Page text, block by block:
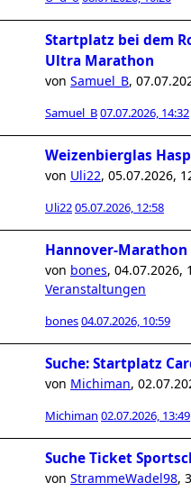
Startplatz bei dem
Ultra Marathon
von Samuel_B,
Samuel_B07.07.2026, 14:32
Weizenbierglas
von Uli22, 05.07.2026,
Uli2205.07.2026, 12:58
Hannover-Marathon
von bones, 04.07.2026,
Veranstaltungen
bones04.07.2026, 10:59
Suche: Startplatz
von Michiman,
Michiman 02.07.2026, 13:49
Suche Ticket
von StrammeWadel98,